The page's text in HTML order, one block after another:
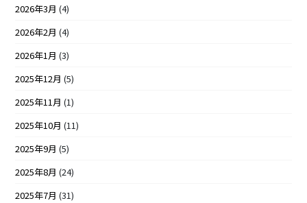
2026年3月 (4)
2026年2月 (4)
2026年1月 (3)
2025年12月 (5)
2025年11月 (1)
2025年10月 (11)
2025年9月 (5)
2025年8月 (24)
2025年7月 (31)